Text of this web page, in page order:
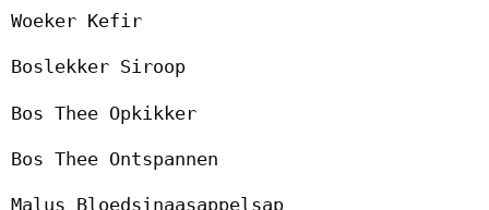
Woeker Kefir
Boslekker Siroop
Bos Thee Opkikker
Bos Thee Ontspannen
Malus Bloedsinaasappelsap